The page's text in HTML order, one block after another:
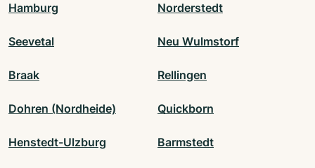
Hamburg Norderstedt
Seevetal Neu Wulmstorf
Braak Rellingen
Dohren (Nordheide) Quickborn
Henstedt-Ulzburg Barmstedt